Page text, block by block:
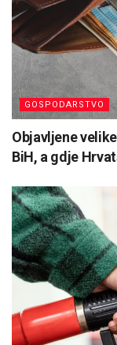
GOSPODARSTVO
Objavljene
BiH, a gdje